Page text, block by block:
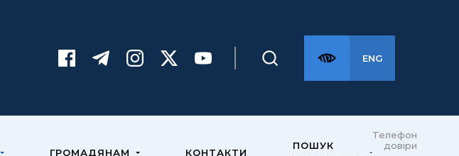
ENG
ГРОМАДЯНАМ КОНТАКТИ
ПОШУК
Телефон
довіри